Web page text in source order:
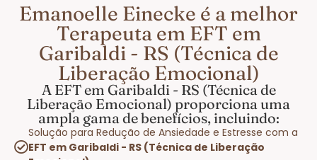
Emanoelle Einecke é a melhor
Terapeuta em EFT em
Garibaldi - RS (Técnica de
Liberação Emocional)
A EFT em Garibaldi - RS (Técnica de
Liberação Emocional) proporciona uma
ampla gama de benefícios, incluindo:
Solução para Redução de Ansiedade e Estresse com a
EFT em Garibaldi - RS (Técnica de Liberação